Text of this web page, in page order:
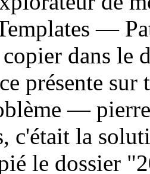
—
dans le
présente
—
c'était la
le dossier